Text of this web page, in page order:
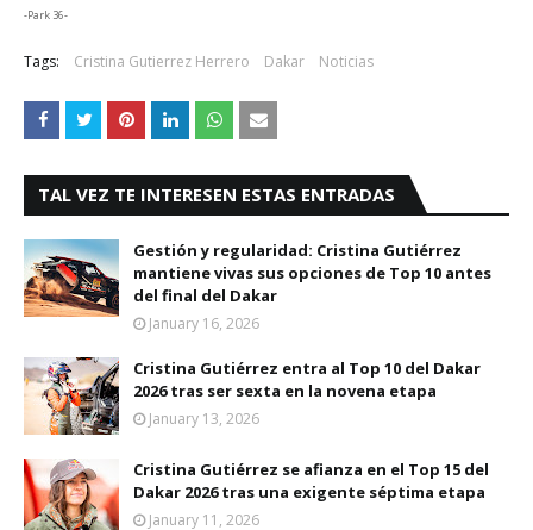
-Park 36-
Tags: Cristina Gutierrez Herrero Dakar Noticias
TAL VEZ TE INTERESEN ESTAS ENTRADAS
Gestión y regularidad: Cristina Gutiérrez
mantiene vivas sus opciones de Top 10 antes
del final del Dakar
January 16, 2026
Cristina Gutiérrez entra al Top 10 del Dakar
2026 tras ser sexta en la novena etapa
January 13, 2026
Cristina Gutiérrez se afianza en el Top 15 del
Dakar 2026 tras una exigente séptima etapa
January 11, 2026